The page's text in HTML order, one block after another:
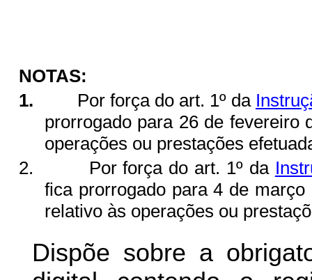
NOTAS:
1.
Por força do art. 1º da
prorrogado para 26 de fevereiro
operações ou prestações
2.
Por força do art. 1º da
fica prorrogado para 4 de
relativo às operações ou
Dispõe sobre a